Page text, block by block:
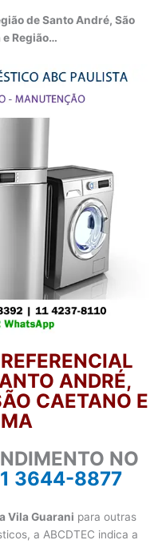
de Santo André, São
e Região…
ANDRÉ,
CAETANO E
NO
3644-8877
Vila Guarani para outras
a ABCDTEC indica a